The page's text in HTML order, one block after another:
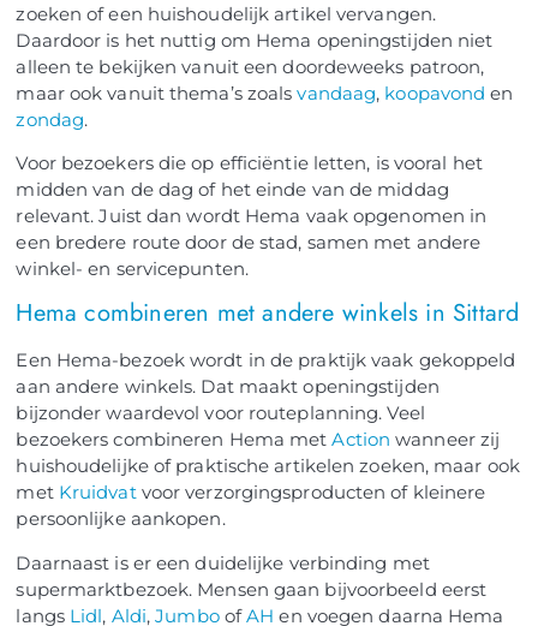
zoeken of een huishoudelijk artikel vervangen.
Daardoor is het nuttig om Hema openingstijden niet
alleen te bekijken vanuit een doordeweeks patroon,
maar ook vanuit thema’s zoalsvandaag, koopavond en
zondag.
Voor bezoekers die op efficiëntie letten, is vooral het
midden van de dag of het einde van de middag
relevant. Juist dan wordt Hema vaak opgenomen in
een bredere route door de stad, samen met andere
winkel- en servicepunten.
Hema combineren met andere winkels in Sittard
Een Hema-bezoek wordt in de praktijk vaak gekoppeld
aan andere winkels. Dat maakt openingstijden
bijzonder waardevol voor routeplanning. Veel
bezoekers combineren Hema metAction wanneer zij
huishoudelijke of praktische artikelen zoeken, maar ook
met Kruidvatvoor verzorgingsproducten of kleinere
persoonlijke aankopen.
Daarnaast is er een duidelijke verbinding met
supermarktbezoek. Mensen gaan bijvoorbeeld eerst
langs Lidl, Aldi,JumboofAH en voegen daarna Hema